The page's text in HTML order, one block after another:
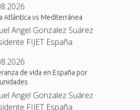
Atlántica vs Mediterránea
Angel Gonzalez Suárez ·
FIJET España
de vida en España por
Angel Gonzalez Suárez ·
FIJET España